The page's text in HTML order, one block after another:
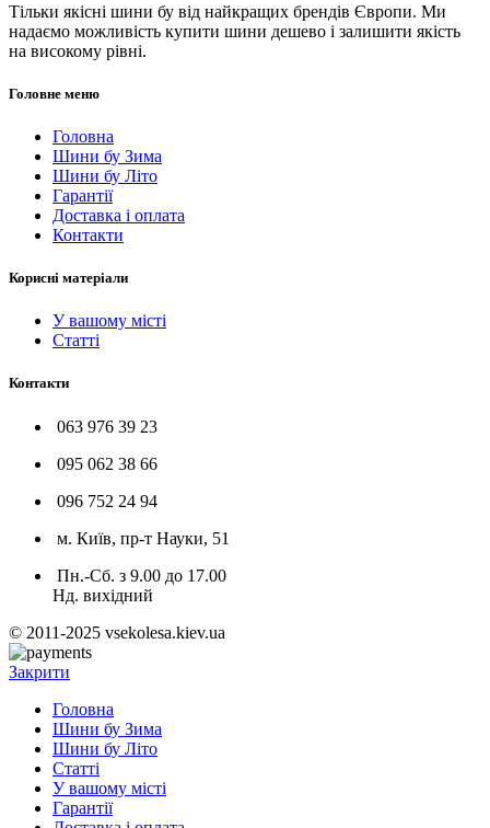
Тільки якісні шини бу від найкращих брендів Європи. Ми
надаємо можливість купити шини дешево і залишити якість
на високому рівні.
Головне меню
Головна
Шини бу Зима
Шини бу Літо
Гарантії
Доставка і оплата
Контакти
Корисні матеріали
У вашому місті
Статті
Контакти
063 976 39 23
095 062 38 66
096 752 24 94
м. Київ, пр-т Науки, 51
Пн.-Сб. з 9.00 до 17.00
Нд. вихідний
© 2011-2025 vsekolesa.kiev.ua
Закрити
Головна
Шини бу Зима
Шини бу Літо
Статті
У вашому місті
Гарантії